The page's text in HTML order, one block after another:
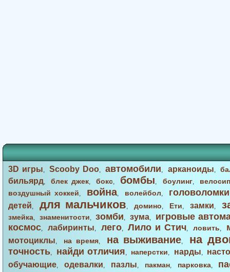
3D игры,Scooby Doo,автомобили, арканоиды,
бильярд,блек джек,бокс, бомбы, боулинг,
воздушный хоккей, война, волейбол, головоломки
детей, для мальчиков, домино, Ети, замки,
змейка, знаменитости,зомби, зума,
игровые
космос, лабиринты, лего,Лило и Стич,ловить,
мотоциклы, на время, на выживание, на
точность, найди отличия, наперстки, нарды,
обучающие, одевалки, пазлы, пакман, парковка,